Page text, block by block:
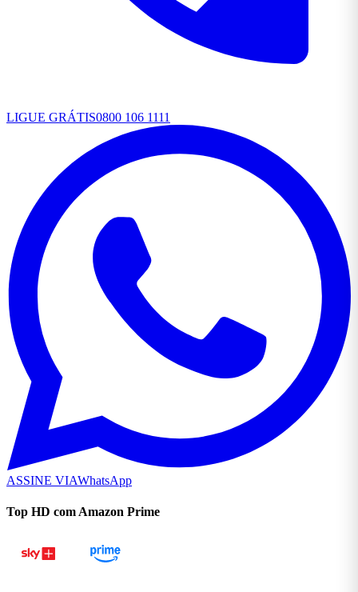
LIGUE GRÁTIS0800 106 1111
ASSINE VIAWhatsApp
Top HD com Amazon Prime